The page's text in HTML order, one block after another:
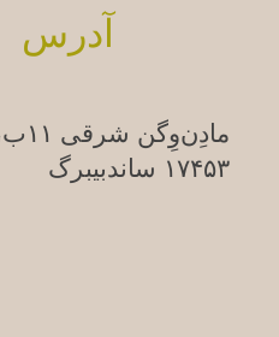
آدرس
مادِن‌وِگن شرقی ۱۱ب،
۱۷۴۵۳ ساندبیبرگ